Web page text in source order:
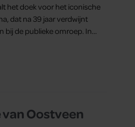
het doek voor het iconische
dat na 39 jaar verdwijnt
bij de publieke omroep. In
van Oostveen